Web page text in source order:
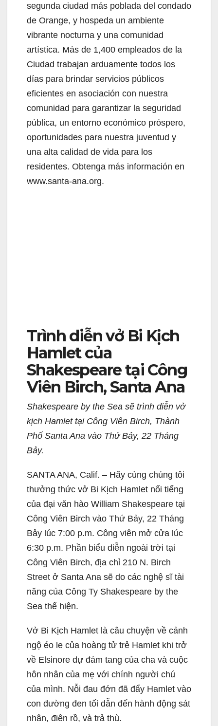
segunda ciudad más poblada del condado
de Orange, y hospeda un ambiente
vibrante nocturna y una comunidad
artística. Más de 1,400 empleados de la
Ciudad trabajan arduamente todos los
días para brindar servicios públicos
eficientes en asociación con nuestra
comunidad para garantizar la seguridad
pública, un entorno económico próspero,
oportunidades para nuestra juventud y
una alta calidad de vida para los
residentes. Obtenga más información en
www.santa-ana.org.
Trình diễn vở Bi Kịch
Hamlet của
Shakespeare tại Công
Viên Birch, Santa Ana
Shakespeare by the Sea sẽ trình diễn vở
kịch Hamlet tại Công Viên Birch, Thành
Phố Santa Ana vào Thứ Bảy, 22 Tháng
Bảy.
SANTA ANA, Calif. – Hãy cùng chúng tôi
thưởng thức vở Bi Kịch Hamlet nổi tiếng
của đại văn hào William Shakespeare tại
Công Viên Birch vào Thứ Bảy, 22 Tháng
Bảy lúc 7:00 p.m. Công viên mở cửa lúc
6:30 p.m. Phần biểu diễn ngoài trời tại
Công Viên Birch, địa chỉ 210 N. Birch
Street ở Santa Ana sẽ do các nghệ sĩ tài
năng của Công Ty Shakespeare by the
Sea thể hiện.
Vở Bi Kịch Hamlet là câu chuyện về cảnh
ngộ éo le của hoàng tử trẻ Hamlet khi trở
về Elsinore dự đám tang của cha và cuộc
hôn nhân của mẹ với chính người chú
của mình. Nỗi đau đớn đã đẩy Hamlet vào
con đường đen tối dẫn đến hành động sát
nhân, điên rồ, và trả thù.